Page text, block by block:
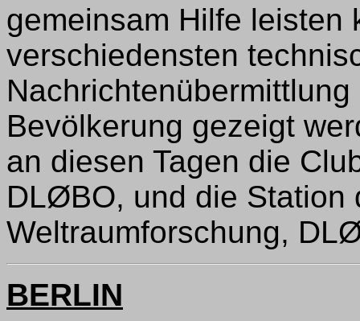
gemeinsam Hilfe leisten
verschiedensten
Bevölkerung gezeigt
an diesen Tagen die
DLØBO, und die Station
Weltraumforschung,
BERLIN